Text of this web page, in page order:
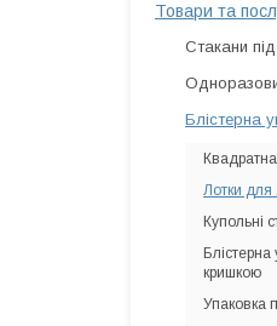
Товари та
Стакани
Блістерна
Лотки для
Купольні
кришкою
Упаковка